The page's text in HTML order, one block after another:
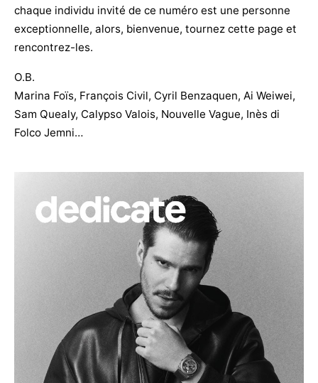
chaque individu invité de ce numéro est une personne
exceptionnelle, alors, bienvenue, tournez cette page et
rencontrez-les.
O.B.
Marina Foïs, François Civil, Cyril Benzaquen, Ai Weiwei,
Sam Quealy, Calypso Valois, Nouvelle Vague, Inès di
Folco Jemni…